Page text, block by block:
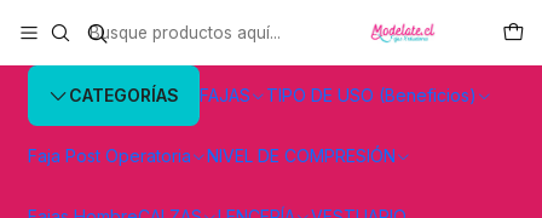
CATEGORÍAS FAJAS TIPO DE USO (Beneficios)
Faja Post Operatoria NIVEL DE COMPRESIÓN